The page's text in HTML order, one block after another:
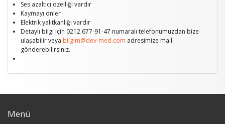
Ses azaltıcı özelliği vardır
Kaymayı önler
Elektrik yalıtkanlığı vardır
Detaylı bilgi için 0212.677-91-47 numaralı telefonumuzdan bize
ulaşabilir veya bilgim@dev-med.com adresimize mail
gönderebilirsiniz.
Menü